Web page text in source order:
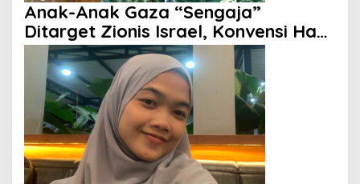
Anak-Anak Gaza “Sengaja”
Ditarget Zionis Israel, Konvensi Hak
Anak Tak Berdaya